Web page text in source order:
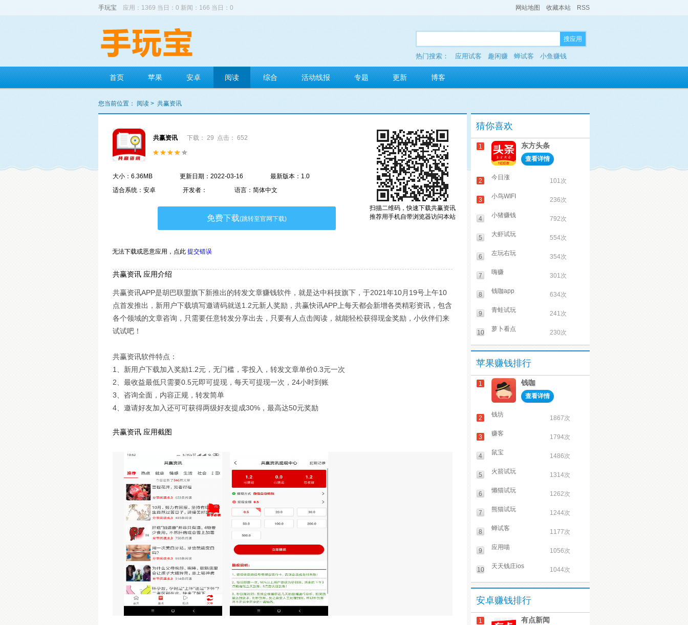
手玩宝 应用：1369 当日：0 新闻：166 当日：0 网站地图 收藏本站 RSS
搜应用
热门搜索： 应用试客 趣闲赚 蝉试客 小鱼赚钱
多玩红包
首页 苹果 安卓 阅读 综合 活动线报 专题 更新 博客
您当前位置： 阅读 > 共赢资讯
扫描二维码，快速下载共赢资讯
推荐用手机自带浏览器访问本站
共赢资讯 下载： 29 点击： 652
大小：6.36MB 更新日期：2022-03-16
最新版本：1.0
适合系统：安卓
开发者： 语言：简体中文
免费下载(跳转至官网下载)
无法下载或恶意应用， 点此 提交错误
共赢资讯 应用介绍
共赢资讯APP是胡巴联盟旗下新推出的转发文章赚钱软件，就是达中科技旗下，于2021年10月19号上午10
点首发推出，新用户下载填写邀请码就送1.2元新人奖励，共赢快讯APP上每天都会新增各类精彩资讯，包含
各个领域的文章咨询，只需要任意转发分享出去，只要有人点击阅读，就能轻松获得现金奖励，小伙伴们来
试试吧！
共赢资讯软件特点：
1、新用户下载加入奖励1.2元，无门槛，零投入，转发文章单价0.3元一次
2、最收益最低只需要0.5元即可提现，每天可提现一次，24小时到账
3、咨询全面，内容正规，转发简单
4、邀请好友加入还可可获得两级好友提成30%，最高达50元奖励
共赢资讯 应用截图
猜你喜欢
1 东方头条
查看详情
2 今日涨 101次
3 小鸟WIFI 236次
4 小猪赚钱 792次
5 大虾试玩 554次
6 左玩右玩 354次
7 嗨赚 301次
8 钱咖app 634次
9 青蛙试玩 241次
10 萝卜看点 230次
苹果赚钱排行
1 钱咖
查看详情
2 钱坊 1867次
3 赚客 1794次
4 鼠宝 1486次
5 火箭试玩 1314次
6 懒猫试玩 1262次
7 熊猫试玩 1244次
8 蝉试客 1177次
9 应用喵 1056次
10 天天钱庄ios 1044次
安卓赚钱排行
1 有点新闻